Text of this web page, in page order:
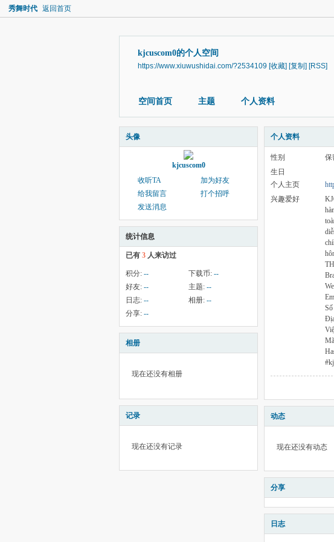
秀舞时代 返回首页
kjcuscom0的个人空间
https://www.xiuwushidai.com/?2534109 [收藏] [复制] [RSS]
空间首页 主题 个人资料
头像
kjcuscom0
收听TA
加为好友
给我留言
打个招呼
发送消息
统计信息
已有 3 人来访过
积分: -- 下载币: --
好友: -- 主题: --
日志: -- 相册: --
分享: --
相册
现在还没有相册
记录
现在还没有记录
个人资料
性别
保
生日
个人主页
兴趣爱好
动态
现在还没有动态
分享
日志